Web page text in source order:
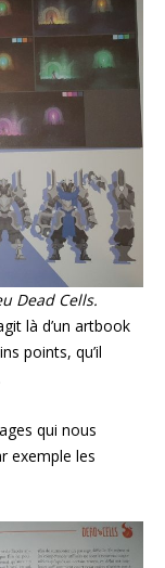
Dead Cells.
là d’un artbook
points, qu’il
qui nous
exemple les